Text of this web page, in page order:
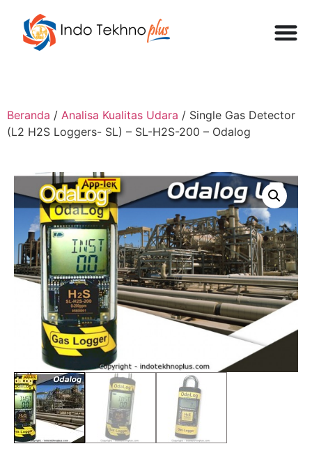
Beranda / Analisa Kualitas Udara / Single Gas Detector
(L2 H2S Loggers- SL) – SL-H2S-200 – Odalog